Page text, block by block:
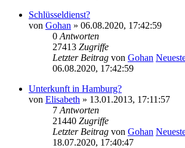
Schlüsseldienst?
von Gohan » 06.08.2020, 17:42:59
0 Antworten
27413 Zugriffe
Letzter Beitrag von Gohan
06.08.2020, 17:42:59
Unterkunft in Hamburg?
von Elisabeth » 13.01.2013, 17:11:57
7 Antworten
21440 Zugriffe
Letzter Beitrag von Gohan
18.07.2020, 17:40:47